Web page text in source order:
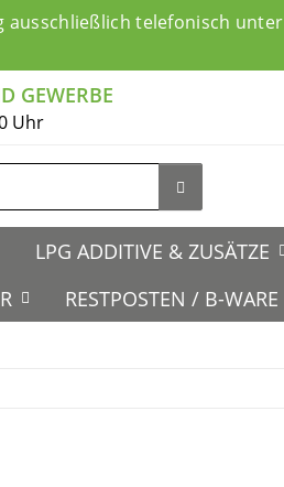
ausschließlich telefonisch unter
GEWERBE
Uhr
LPG ADDITIVE & ZUSÄTZE
RESTPOSTEN / B-WARE